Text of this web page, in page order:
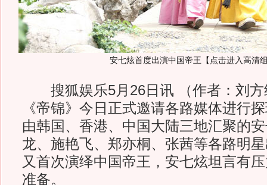
安七炫首度出演中国帝王【点击进入高清
搜狐娱乐5月26日讯 （作者：刘方
《帝锦》今日正式邀请各路媒体进行
由韩国、香港、中国大陆三地汇聚的
龙、施艳飞、郑亦桐、张茜等各路明
又首次演绎中国帝王，安七炫坦言有
准备。